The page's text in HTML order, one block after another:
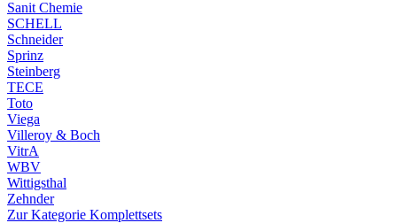
Sanit Chemie
SCHELL
Schneider
Sprinz
Steinberg
TECE
Toto
Viega
Villeroy & Boch
VitrA
WBV
Wittigsthal
Zehnder
Zur Kategorie Komplettsets